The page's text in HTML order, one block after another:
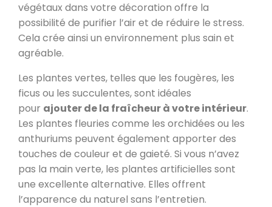
végétaux dans votre décoration offre la
possibilité de purifier l’air et de réduire le stress.
Cela crée ainsi un environnement plus sain et
agréable.
Les plantes vertes, telles que les fougères, les
ficus ou les succulentes, sont idéales
pour ajouter de la fraîcheur à votre intérieur.
Les plantes fleuries comme les orchidées ou les
anthuriums peuvent également apporter des
touches de couleur et de gaieté. Si vous n’avez
pas la main verte, les plantes artificielles sont
une excellente alternative. Elles offrent
l’apparence du naturel sans l’entretien.